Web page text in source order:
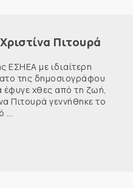
Πιτουρά
ΕΣΗΕΑ με ιδιαίτερη
της δημοσιογράφου
έφυγε χθες από τη ζωή,
Πιτουρά γεννήθηκε το